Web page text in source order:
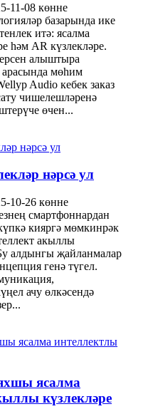
11-08 көнне
базарында ике
итә: ясалма
һәм AR күзлекләре.
алыштыра
арасында мөһим
Audio кебек заказ
чишелешләренә
өчен...
нәрсә ул
10-26 көнне
смартфоннардан
кияргә мөмкинрәк
акыллы
алдынгы җайланмалар
генә түгел.
ачу өлкәсендә
ясалма
күзлекләре